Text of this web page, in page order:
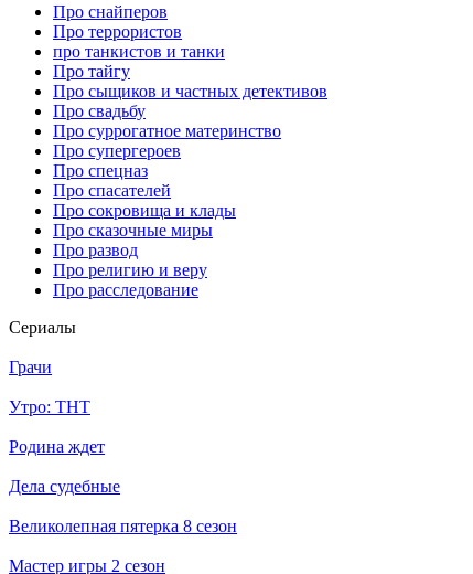
Про снайперов
Про террористов
про танкистов и танки
Про тайгу
Про сыщиков и частных детективов
Про свадьбу
Про суррогатное материнство
Про супергероев
Про спецназ
Про спасателей
Про сокровища и клады
Про сказочные миры
Про развод
Про религию и веру
Про расследование
Се­риа­лы
Грачи
Утро: ТНТ
Родина ждет
Дела судебные
Великолепная пятерка 8 сезон
Мастер игры 2 сезон